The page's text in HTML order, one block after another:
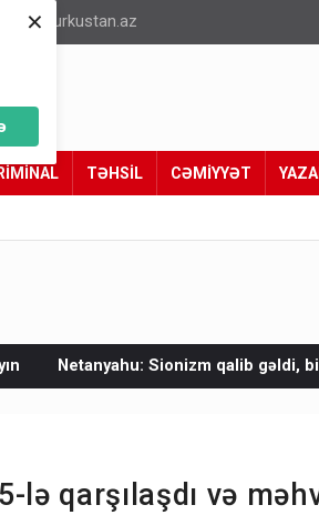
×
info@turkustan.az
TƏHSİL CƏMİYYƏT
qalib gəldi, biz qalib gəlirik Mal
lə qarşılaşdı və